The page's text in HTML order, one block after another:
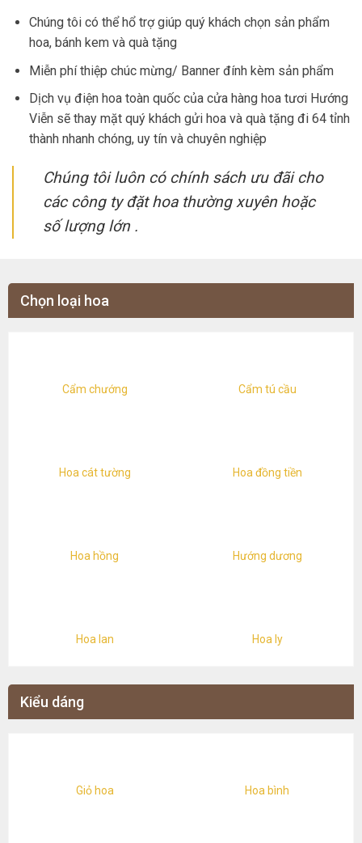
Chúng tôi có thể hổ trợ giúp quý khách chọn sản phẩm
hoa, bánh kem và quà tặng
Miễn phí thiệp chúc mừng/ Banner đính kèm sản phẩm
Dịch vụ điện hoa toàn quốc của cửa hàng hoa tươi Hướng
Viễn sẽ thay mặt quý khách gửi hoa và quà tặng đi 64 tỉnh
thành nhanh chóng, uy tín và chuyên nghiệp
Chúng tôi luôn có chính sách ưu đãi cho
các công ty đặt hoa thường xuyên hoặc
số lượng lớn .
Chọn loại hoa
Cẩm chướng Cẩm tú cầu
Hoa cát tường Hoa đồng tiền
Hoa hồng Hướng dương
Hoa lan Hoa ly
Kiểu dáng
Giỏ hoa Hoa bình